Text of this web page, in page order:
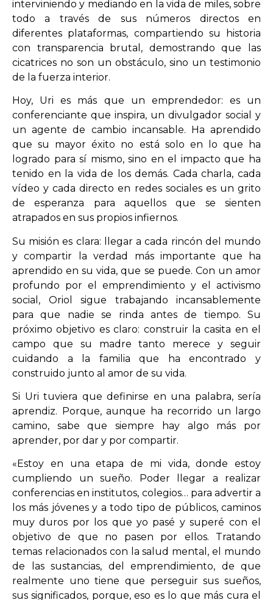
interviniendo y mediando en la vida de miles, sobre
todo a través de sus números directos en
diferentes plataformas, compartiendo su historia
con transparencia brutal, demostrando que las
cicatrices no son un obstáculo, sino un testimonio
de la fuerza interior.
Hoy, Uri es más que un emprendedor: es un
conferenciante que inspira, un divulgador social y
un agente de cambio incansable. Ha aprendido
que su mayor éxito no está solo en lo que ha
logrado para sí mismo, sino en el impacto que ha
tenido en la vida de los demás. Cada charla, cada
vídeo y cada directo en redes sociales es un grito
de esperanza para aquellos que se sienten
atrapados en sus propios infiernos.
Su misión es clara: llegar a cada rincón del mundo
y compartir la verdad más importante que ha
aprendido en su vida, que se puede. Con un amor
profundo por el emprendimiento y el activismo
social, Oriol sigue trabajando incansablemente
para que nadie se rinda antes de tiempo. Su
próximo objetivo es claro: construir la casita en el
campo que su madre tanto merece y seguir
cuidando a la familia que ha encontrado y
construido junto al amor de su vida.
Si Uri tuviera que definirse en una palabra, sería
aprendiz. Porque, aunque ha recorrido un largo
camino, sabe que siempre hay algo más por
aprender, por dar y por compartir.
«Estoy en una etapa de mi vida, donde estoy
cumpliendo un sueño. Poder llegar a realizar
conferencias en institutos, colegios… para advertir a
los más jóvenes y a todo tipo de públicos, caminos
muy duros por los que yo pasé y superé con el
objetivo de que no pasen por ellos. Tratando
temas relacionados con la salud mental, el mundo
de las sustancias, del emprendimiento, de que
realmente uno tiene que perseguir sus sueños,
sus significados, porque, eso es lo que más cura el